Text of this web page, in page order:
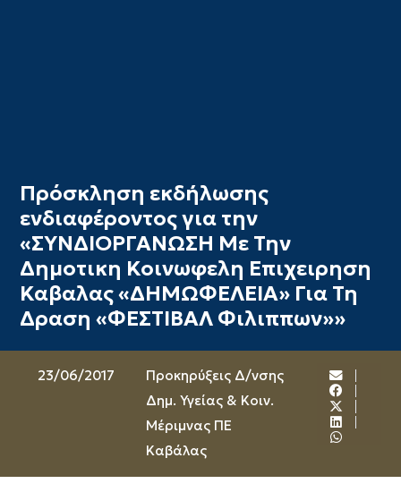
Πρόσκληση εκδήλωσης
ενδιαφέροντος για την
«ΣΥΝΔΙΟΡΓΑΝΩΣΗ Με Την
Δημοτικη Κοινωφελη Επιχειρηση
Καβαλας «ΔΗΜΩΦΕΛΕΙΑ» Για Τη
Δραση «ΦΕΣΤΙΒΑΛ Φιλιππων»»
23/06/2017
Προκηρύξεις Δ/νσης
Δημ. Υγείας & Κοιν.
Μέριμνας ΠΕ
Καβάλας